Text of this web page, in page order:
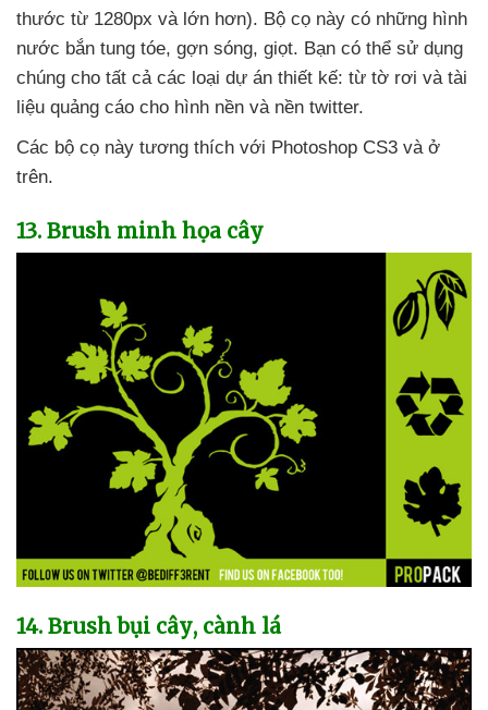
thước từ 1280px và lớn hơn). Bộ cọ này có những hình
nước bắn tung tóe, gợn sóng, giọt. Bạn có thể sử dụng
chúng cho tất cả các loại dự án thiết kế: từ tờ rơi và tài
liệu quảng cáo cho hình nền và nền twitter.
Các bộ cọ này tương thích với Photoshop CS3 và ở
trên.
13. Brush minh họa cây
14. Brush bụi cây, cành lá